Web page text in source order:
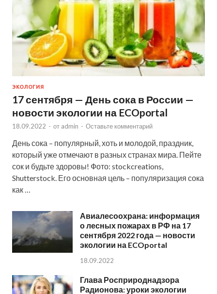
ЭКОЛОГИЯ
17 сентября — День сока в России —
новости экологии на ECOportal
18.09.2022 - от admin - Оставьте комментарий
День сока – популярный, хоть и молодой, праздник,
который уже отмечают в разных странах мира. Пейте
сок и будьте здоровы! Фото: stockcreations,
Shutterstock. Его основная цель – популяризация сока
как …
Авиалесоохрана: информация
о лесных пожарах в РФ на 17
сентября 2022 года — новости
экологии на ECOportal
18.09.2022
Глава Росприроднадзора
Радионова: уроки экологии